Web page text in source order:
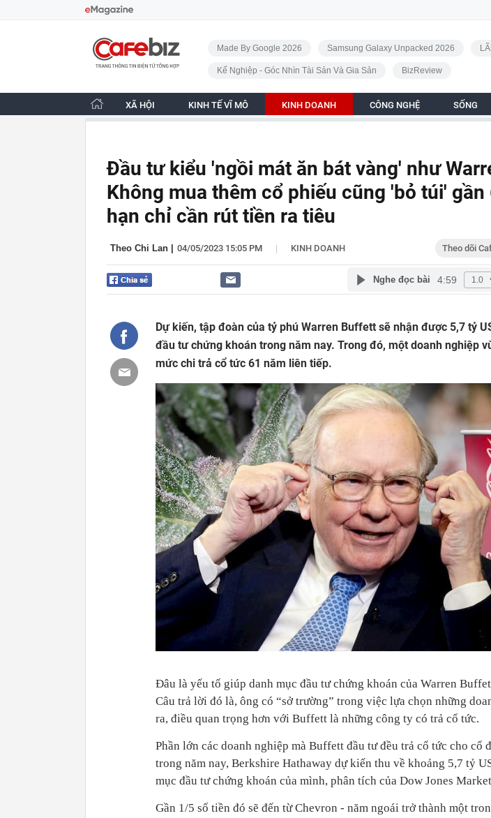
CafeBiz - Trang chủ
Made By Google 2026 Samsung Galaxy Unpacked 2026
Kế Nghiệp - Góc Nhìn Tài Sản Và Gia Sản BizReview
XÃ HỘI KINH TẾ VĨ MÔ KINH DOANH CÔNG NGHỆ SỐNG
Đầu tư kiểu 'ngồi mát ăn bát vàng' như
Không mua thêm cổ phiếu cũng 'bỏ túi'
hạn chỉ cần rút tiền ra tiêu
Theo Chi Lan 04/05/2023 15:05 PM | KINH DOANH Theo dõi
Nghe đọc bài 4:59
Dự kiến, tập đoàn của tỷ phú Warren Buffett sẽ nhận được 5,7 tỷ
đầu tư chứng khoán trong năm nay. Trong đó, một doanh nghiệp
mức chi trả cổ tức 61 năm liên tiếp.
Đâu là yếu tố giúp danh mục đầu tư chứng khoán của Warren
Câu trả lời đó là, ông có “sở trường” trong việc lựa chọn những
ra, điều quan trọng hơn với Buffett là những công ty có trả cổ tức.
Phần lớn các doanh nghiệp mà Buffett đầu tư đều trả cổ tức cho cổ
trong năm nay, Berkshire Hathaway dự kiến thu về khoảng 5,7 tỷ
mục đầu tư chứng khoán của mình, phân tích của Dow Jones
Gần 1/5 số tiền đó sẽ đến từ Chevron - năm ngoái trở thành một